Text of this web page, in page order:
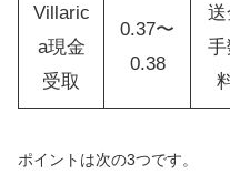
Villaric
a現金
受取
0.37〜
0.38
送
手
ポイントは次の3つです。